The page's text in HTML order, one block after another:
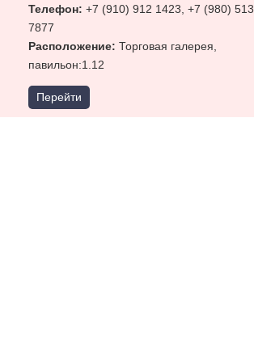
Телефон: +7 (910) 912 1423, +7 (980) 513
7877
Расположение: Торговая галерея,
павильон:1.12
Перейти